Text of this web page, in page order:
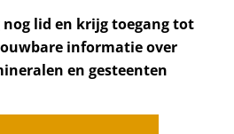
nog lid en krijg toegang tot
informatie over
en gesteenten